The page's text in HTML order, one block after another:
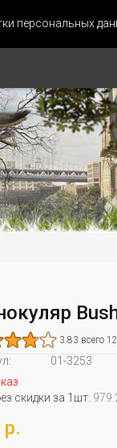
персональных
3.83 всего 12
01-3253
скидки за 1шт: